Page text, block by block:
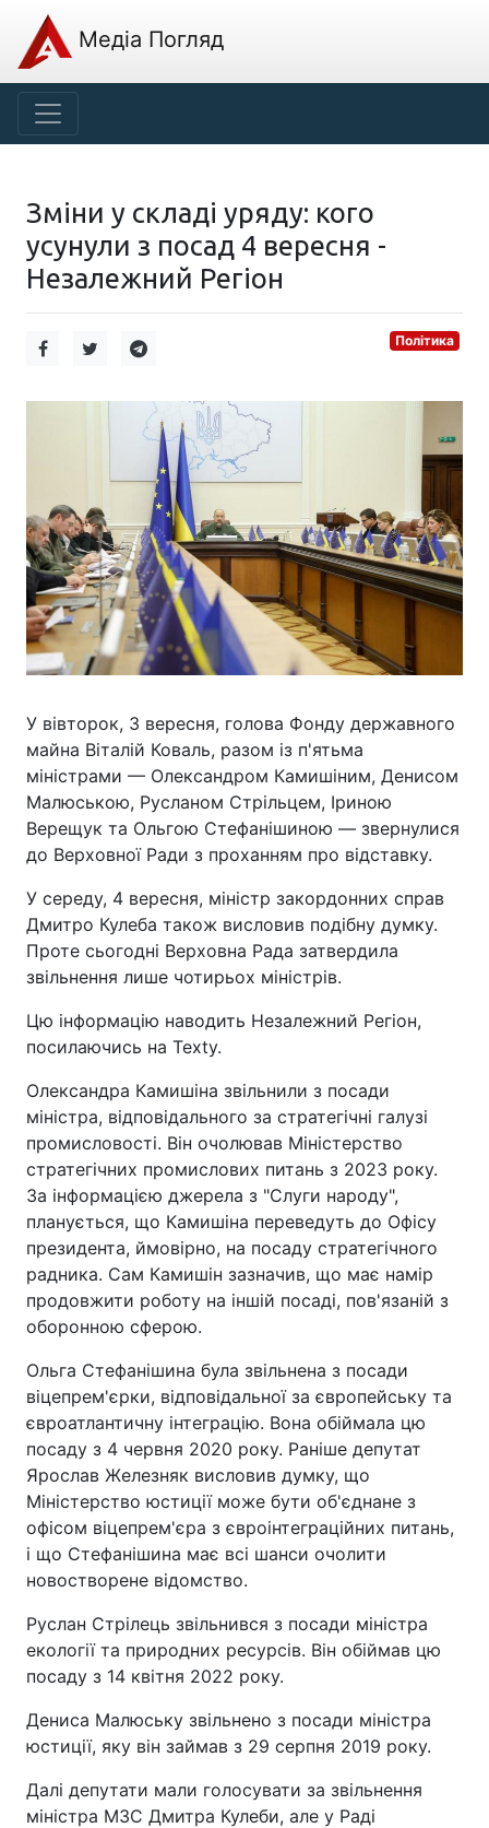
Медіа Погляд
Зміни у складі уряду: кого
усунули з посад 4 вересня -
Незалежний Регіон
Політика
У вівторок, 3 вересня, голова Фонду державного
майна Віталій Коваль, разом із п'ятьма
міністрами — Олександром Камишіним, Денисом
Малюською, Русланом Стрільцем, Іриною
Верещук та Ольгою Стефанішиною — звернулися
до Верховної Ради з проханням про відставку.
У середу, 4 вересня, міністр закордонних справ
Дмитро Кулеба також висловив подібну думку.
Проте сьогодні Верховна Рада затвердила
звільнення лише чотирьох міністрів.
Цю інформацію наводить Незалежний Регіон,
посилаючись на Texty.
Олександра Камишіна звільнили з посади
міністра, відповідального за стратегічні галузі
промисловості. Він очолював Міністерство
стратегічних промислових питань з 2023 року.
За інформацією джерела з "Слуги народу",
планується, що Камишіна переведуть до Офісу
президента, ймовірно, на посаду стратегічного
радника. Сам Камишін зазначив, що має намір
продовжити роботу на іншій посаді, пов'язаній з
оборонною сферою.
Ольга Стефанішина була звільнена з посади
віцепрем'єрки, відповідальної за європейську та
євроатлантичну інтеграцію. Вона обіймала цю
посаду з 4 червня 2020 року. Раніше депутат
Ярослав Железняк висловив думку, що
Міністерство юстиції може бути об'єднане з
офісом віцепрем'єра з євроінтеграційних питань,
і що Стефанішина має всі шанси очолити
новостворене відомство.
Руслан Стрілець звільнився з посади міністра
екології та природних ресурсів. Він обіймав цю
посаду з 14 квітня 2022 року.
Дениса Малюську звільнено з посади міністра
юстиції, яку він займав з 29 серпня 2019 року.
Далі депутати мали голосувати за звільнення
міністра МЗС Дмитра Кулеби, але у Раді